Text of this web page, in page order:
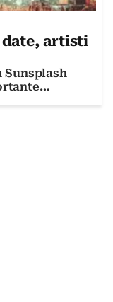
date, artisti
Sunsplash